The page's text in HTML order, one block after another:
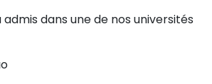
dans une de nos universités